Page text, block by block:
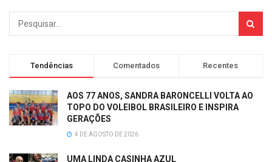
Tendências Comentados Recentes
AOS 77 ANOS, SANDRA BARONCELLI VOLTA AO
TOPO DO VOLEIBOL BRASILEIRO E INSPIRA
GERAÇÕES
4 DE AGOSTO DE 2026
UMA LINDA CASINHA AZUL